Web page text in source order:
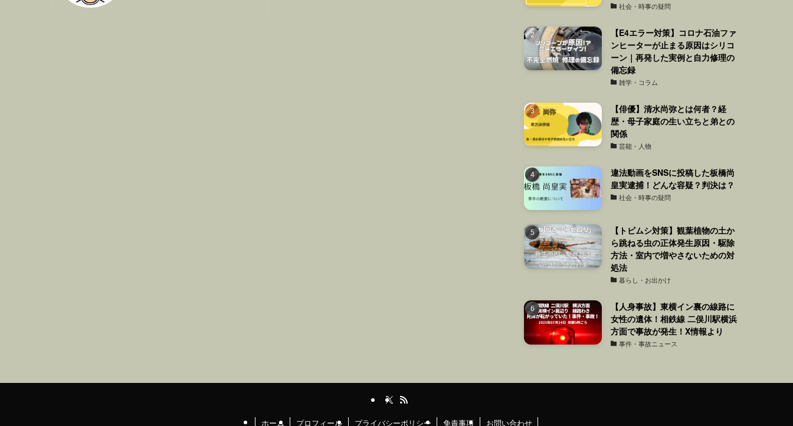
社会・時事の疑問
【E4エラー対策】コロナ石油ファ
ンヒーターが止まる原因はシリコ
ーン｜再発した実例と自力修理の
備忘録
雑学・コラム
【俳優】清水尚弥とは何者？経
歴・母子家庭の生い立ちと弟との
関係
芸能・人物
違法動画をSNSに投稿した板橋尚
皇実逮捕！どんな容疑？判決は？
社会・時事の疑問
【トビムシ対策】観葉植物の土か
ら跳ねる虫の正体発生原因・駆除
方法・室内で増やさないための対
処法
暮らし・お出かけ
【人身事故】東横イン裏の線路に
女性の遺体！相鉄線 二俣川駅横浜
方面で事故が発生！X情報より
事件・事故ニュース
ホーム プロフィール プライバシーポリシー 免責事項 お問い合わせ